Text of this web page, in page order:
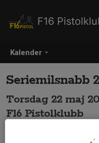
Kalender
F16
Seriemilsnabb 2
Torsdag 22 maj
F16 Pistolklubb